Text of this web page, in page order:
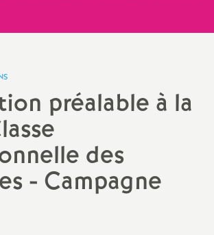
a
t
N
a
préalable à la
des
es - Campagne